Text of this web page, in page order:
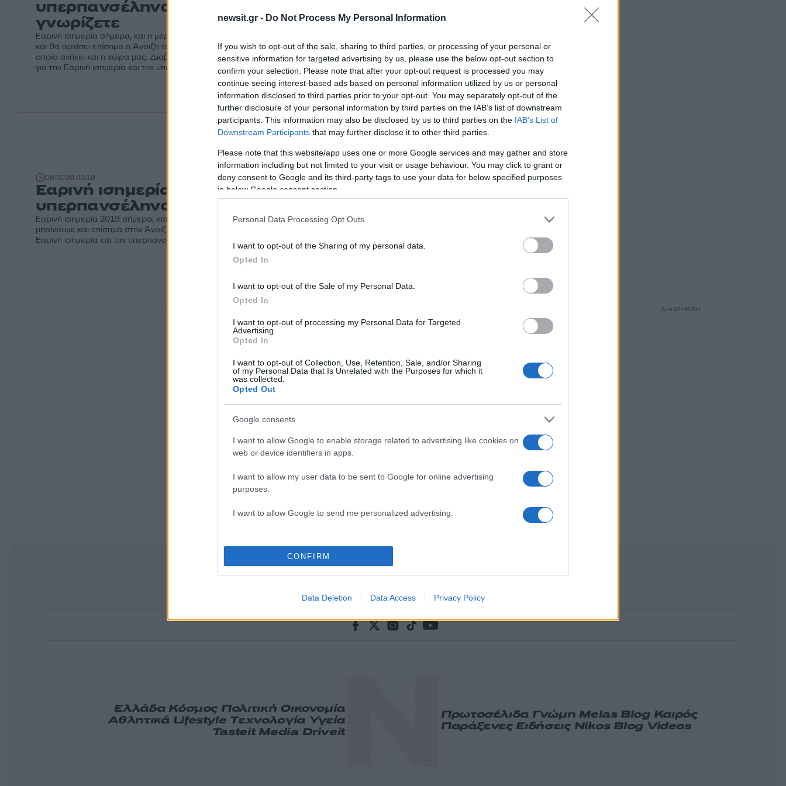
newsit.gr - Do Not Process My Personal Information
If you wish to opt-out of the sale, sharing to third parties, or processing of your personal or
sensitive information for targeted advertising by us, please use the below opt-out section to
confirm your selection. Please note that after your opt-out request is processed you may
continue seeing interest-based ads based on personal information utilized by us or personal
information disclosed to third parties prior to your opt-out. You may separately opt-out of the
further disclosure of your personal information by third parties on the IAB’s list of downstream
participants. This information may also be disclosed by us to third parties on the IAB’s List of
Downstream Participants that may further disclose it to other third parties.
Please note that this website/app uses one or more Google services and may gather and store
information including but not limited to your visit or usage behaviour. You may click to grant or
deny consent to Google and its third-party tags to use your data for below specified purposes
in below Google consent section.
Personal Data Processing Opt Outs
I want to opt-out of the Sharing of my personal data.
Opted In
I want to opt-out of the Sale of my Personal Data.
Opted In
I want to opt-out of processing my Personal Data for Targeted
Advertising.
Opted In
I want to opt-out of Collection, Use, Retention, Sale, and/or Sharing
of my Personal Data that Is Unrelated with the Purposes for which it
was collected.
Opted Out
Google consents
I want to allow Google to enable storage related to advertising like cookies on
web or device identifiers in apps.
I want to allow my user data to be sent to Google for online advertising
purposes.
I want to allow Google to send me personalized advertising.
CONFIRM
Data Deletion Data Access Privacy Policy
υπερπανσέληνος: Όσα πρέπει να
γνωρίζετε
Εαρινή ισημερία σήμερα, και η μέρα θα αρχίσει σιγά σιγά να μεγαλώνει,
και θα αρχίσει επίσημα η Άνοιξη του 2019 στο βόρειο ημισφαίριο, στο
οποίο ανήκει και η χώρα μας. Διαβάστε μερικές χρήσιμες πληροφορίες
για την Εαρινή ισημερία και την υπερπανσέληνο που είναι σε λίγες ώρες.
08:5020.03.19
Εαρινή ισημερία 2019: Η
υπερπανσέληνος και η Άνοιξη
Εαρινή ισημερία 2019 σήμερα, και η μέρα μεγαλώνει σιγά σιγά, καθώς
μπαίνουμε και επίσημα στην Άνοιξη. Όσα πρέπει να γνωρίζετε για την
Εαρινή ισημερία και την υπερπανσέληνο.
ΔΙΑΦΗΜΙΣΗ
Ελλάδα Κόσμος Πολιτική Οικονομία
Αθλητικά Lifestyle Τεχνολογία Υγεία
Tasteit Media Driveit
Πρωτοσέλιδα Γνώμη Melas Blog Καιρός
Παράξενες Ειδήσεις Nikos Blog Videos